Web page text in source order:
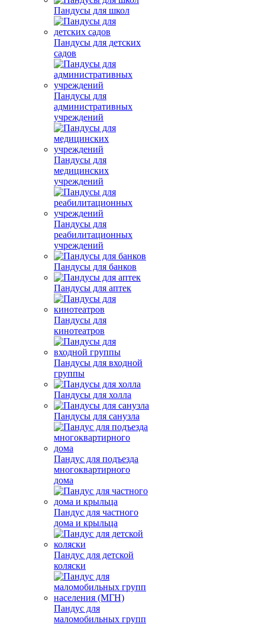
Пандусы для школ
Пандусы для детских
садов
Пандусы для
административных
учреждений
Пандусы для
медицинских
учреждений
Пандусы для
реабилитационных
учреждений
Пандусы для банков
Пандусы для аптек
Пандусы для
кинотеатров
Пандусы для входной
группы
Пандусы для холла
Пандусы для санузла
Пандус для подъезда
многоквартирного
дома
Пандус для частного
дома и крыльца
Пандус для детской
коляски
Пандус для
маломобильных групп